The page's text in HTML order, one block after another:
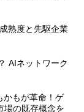
熟度と先駆企業
AIネットワーク
かもが革命！ゲ
場の既存概念を